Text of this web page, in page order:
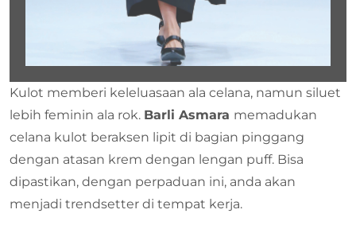
Kulot memberi keleluasaan ala celana, namun siluet
lebih feminin ala rok. Barli Asmara memadukan
celana kulot beraksen lipit di bagian pinggang
dengan atasan krem dengan lengan puff. Bisa
dipastikan, dengan perpaduan ini, anda akan
menjadi trendsetter di tempat kerja.